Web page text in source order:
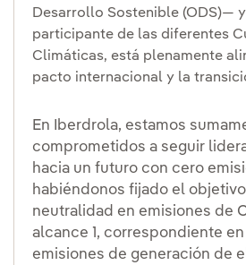
Desarrollo Sostenible (ODS)—
participante de las diferentes
Climáticas, está plenamente
pacto internacional y la
En Iberdrola, estamos
comprometidos a seguir
hacia un futuro con cero
habiéndonos fijado el
neutralidad en emisiones de
alcance 1, correspondiente en
emisiones de generación de